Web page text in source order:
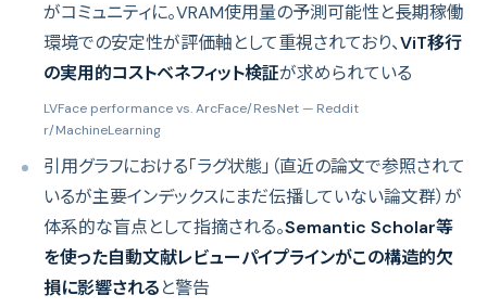
がコミュニティに。VRAM使用量の予測可能性と長期稼働
環境での安定性が評価軸として重視されており、ViT移行
の実用的コストベネフィット検証が求められている
LVFace performance vs. ArcFace/ResNet — Reddit
r/MachineLearning
引用グラフにおける「ラグ状態」（直近の論文で参照されて
いるが主要インデックスにまだ伝播していない論文群）が
体系的な盲点として指摘される。Semantic Scholar等
を使った自動文献レビューパイプラインがこの構造的欠
損に影響されると警告